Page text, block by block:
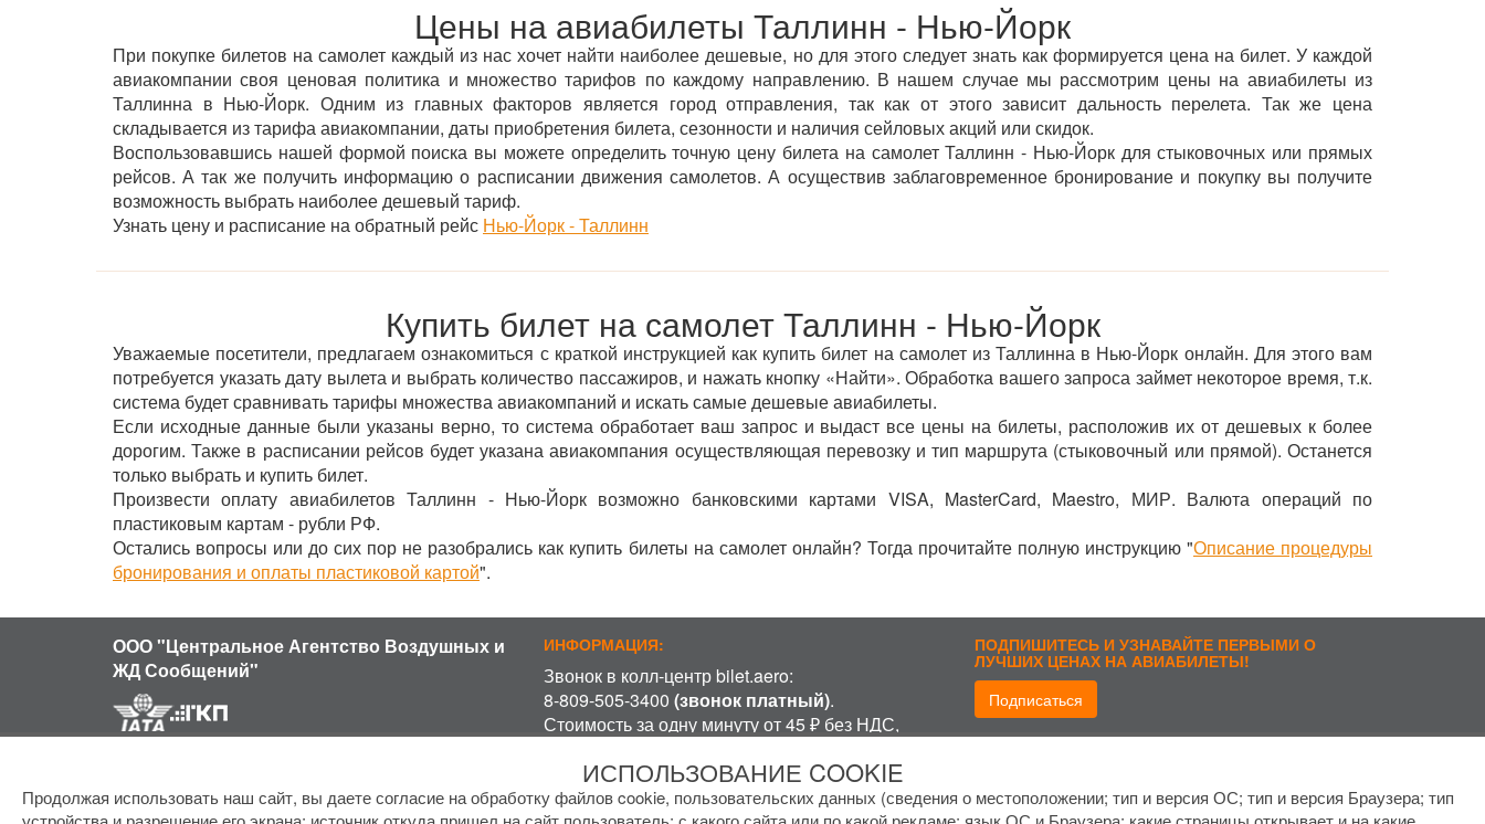
Цены на авиабилеты Таллинн - Нью-Йорк
При покупке билетов на самолет каждый из нас хочет найти наиболее дешевые, но для этого следует знать как формируется цена на билет. У каждой
авиакомпании своя ценовая политика и множество тарифов по каждому направлению. В нашем случае мы рассмотрим цены на авиабилеты из
Таллинна в Нью-Йорк. Одним из главных факторов является город отправления, так как от этого зависит дальность перелета. Так же цена
складывается из тарифа авиакомпании, даты приобретения билета, сезонности и наличия сейловых акций или скидок.
Воспользовавшись нашей формой поиска вы можете определить точную цену билета на самолет Таллинн - Нью-Йорк для стыковочных или прямых
рейсов. А так же получить информацию о расписании движения самолетов. А осуществив заблаговременное бронирование и покупку вы получите
возможность выбрать наиболее дешевый тариф.
Узнать цену и расписание на обратный рейс Нью-Йорк - Таллинн
Купить билет на самолет Таллинн - Нью-Йорк
Уважаемые посетители, предлагаем ознакомиться с краткой инструкцией как купить билет на самолет из Таллинна в Нью-Йорк онлайн. Для этого вам
потребуется указать дату вылета и выбрать количество пассажиров, и нажать кнопку «Найти». Обработка вашего запроса займет некоторое время, т.к.
система будет сравнивать тарифы множества авиакомпаний и искать самые дешевые авиабилеты.
Если исходные данные были указаны верно, то система обработает ваш запрос и выдаст все цены на билеты, расположив их от дешевых к более
дорогим. Также в расписании рейсов будет указана авиакомпания осуществляющая перевозку и тип маршрута (стыковочный или прямой). Останется
только выбрать и купить билет.
Произвести оплату авиабилетов Таллинн - Нью-Йорк возможно банковскими картами VISA, MasterCard, Maestro, МИР. Валюта операций по
пластиковым картам - рубли РФ.
Остались вопросы или до сих пор не разобрались как купить билеты на самолет онлайн? Тогда прочитайте полную инструкцию "Описание процедуры
бронирования и оплаты пластиковой картой".
ООО "Центральное Агентство Воздушных и
ЖД Сообщений"
ИНФОРМАЦИЯ:
Звонок в колл-центр bilet.aero:
8-809-505-3400 (звонок платный).
Стоимость за одну минуту от 45 ₽ без НДС,
оператором, в зависимости от региона и
оператора связи.
ПОДПИШИТЕСЬ И УЗНАВАЙТЕ ПЕРВЫМИ О
ЛУЧШИХ ЦЕНАХ НА АВИАБИЛЕТЫ!
Подписаться
ИСПОЛЬЗОВАНИЕ COOKIE
Продолжая использовать наш сайт, вы даете согласие на обработку файлов cookie, пользовательских данных (сведения о местоположении; тип и версия ОС; тип и версия Браузера; тип